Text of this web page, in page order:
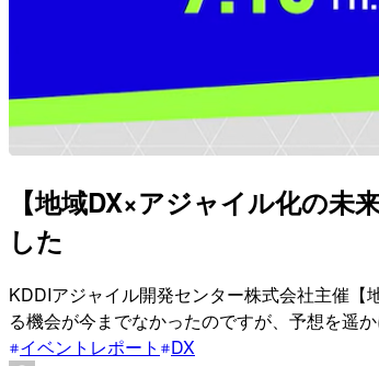
【地域DX×アジャイル化の
した
KDDIアジャイル開発センター株式会社主催
る機会が今までなかったのですが、予想を遥
イベントレポート
DX